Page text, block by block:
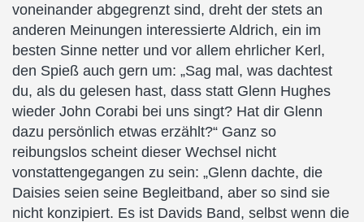
voneinander abgegrenzt sind, dreht der stets an
anderen Meinungen interessierte Aldrich, ein im
besten Sinne netter und vor allem ehrlicher Kerl,
den Spieß auch gern um: „Sag mal, was dachtest
du, als du gelesen hast, dass statt Glenn Hughes
wieder John Corabi bei uns singt? Hat dir Glenn
dazu persönlich etwas erzählt?“ Ganz so
reibungslos scheint dieser Wechsel nicht
vonstattengegangen zu sein: „Glenn dachte, die
Daisies seien seine Begleitband, aber so sind sie
nicht konzipiert. Es ist Davids Band, selbst wenn die